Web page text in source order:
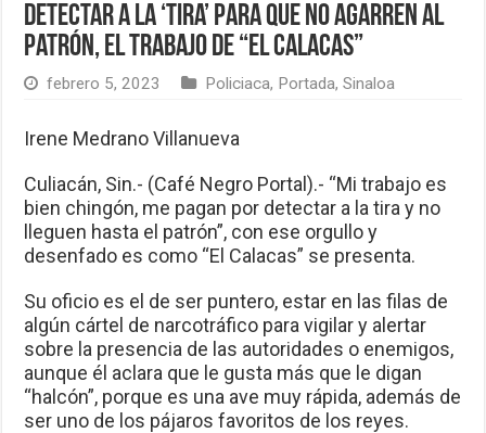
Detectar a la ‘tira’ para que no agarren al
patrón, el trabajo de “El Calacas”
febrero 5, 2023 Policiaca, Portada,Sinaloa
Irene Medrano Villanueva
Culiacán, Sin.- (Café Negro Portal).- “Mi trabajo es
bien chingón, me pagan por detectar a la tira y no
lleguen hasta el patrón”, con ese orgullo y
desenfado es como “El Calacas” se presenta.
Su oficio es el de ser puntero, estar en las filas de
algún cártel de narcotráfico para vigilar y alertar
sobre la presencia de las autoridades o enemigos,
aunque él aclara que le gusta más que le digan
“halcón”, porque es una ave muy rápida, además de
ser uno de los pájaros favoritos de los reyes.